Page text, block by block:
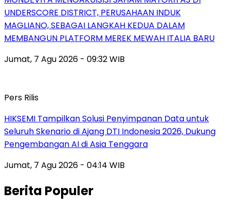
UNDERSCORE DISTRICT, PERUSAHAAN INDUK
MAGLIANO, SEBAGAI LANGKAH KEDUA DALAM
MEMBANGUN PLATFORM MEREK MEWAH ITALIA BARU
Jumat, 7 Agu 2026 - 09:32 WIB
Pers Rilis
HIKSEMI Tampilkan Solusi Penyimpanan Data untuk
Seluruh Skenario di Ajang DTI Indonesia 2026, Dukung
Pengembangan AI di Asia Tenggara
Jumat, 7 Agu 2026 - 04:14 WIB
Berita Populer